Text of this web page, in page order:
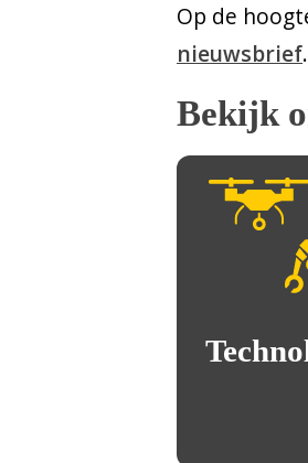
Op de
nieuwsbrief.
Bekijk